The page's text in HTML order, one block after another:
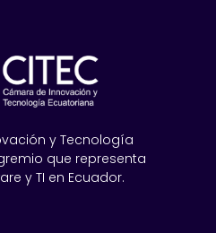
y Tecnología
que representa
y TI en Ecuador.